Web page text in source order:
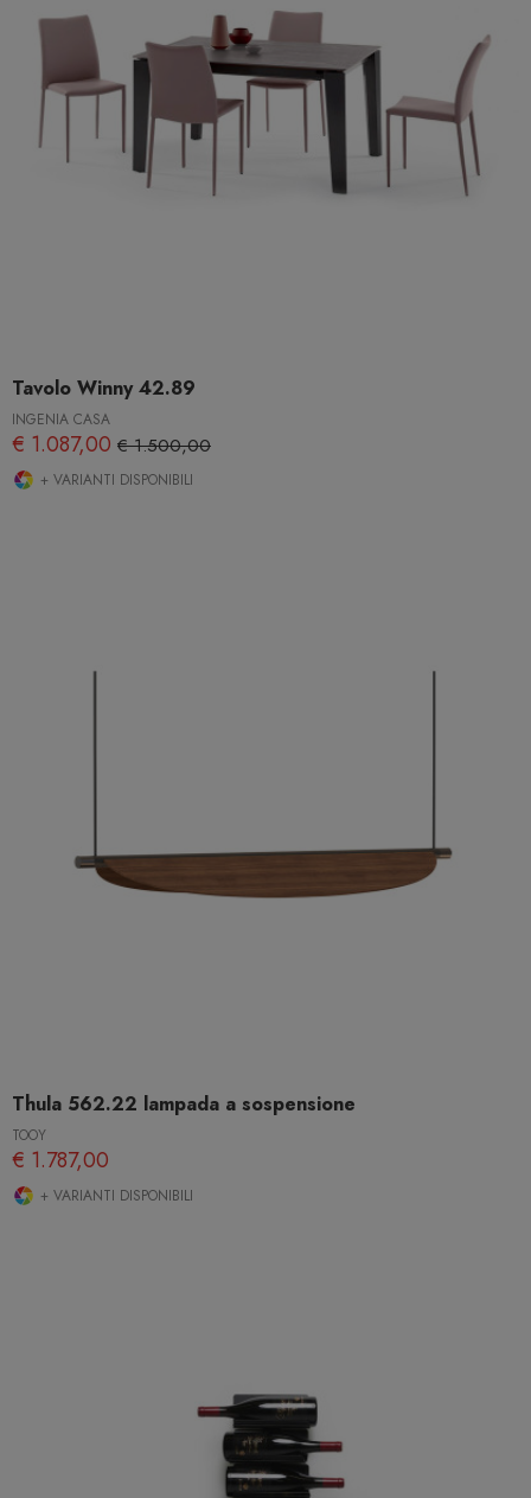
Tavolo Winny 42.89
INGENIA CASA
€ 1.087,00 € 1.500,00
+ VARIANTI DISPONIBILI
Thula 562.22 lampada a sospensione
TOOY
€ 1.787,00
+ VARIANTI DISPONIBILI